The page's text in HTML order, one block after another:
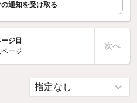
通知を受け取る
ジ目
ージ
次へ